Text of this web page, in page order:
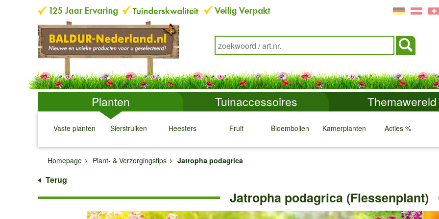
Planten Tuinaccessoires Themawereld
Vaste planten
↓
Sierstruiken
↓
Heesters
↓
Fruit
↓
Bloembollen
↓
Kamerplanten
↓
Acties %
↓ ↓
Homepage
Plant- & Verzorgingstips Jatropha podagrica
Terug
Jatropha podagrica (Flessenplant)